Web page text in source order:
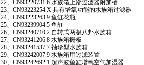
22、CN93220731.6 水族箱上部过滤器附加槽
23、CN93223254.X 具有增氧功能的水族箱过滤器
24、CN93223263.9 鱼缸花瓶
25、CN93239904.5 鱼缸
26、CN93240710.2 自转式两极八卦水族箱
27、CN93241206.8 水族箱栅板
28、CN93241537.7 袖珍型水族箱
29、CN93242007.9 水族箱用过滤装置
30、CN93242692.1 超声波鱼缸增氧空气加湿器